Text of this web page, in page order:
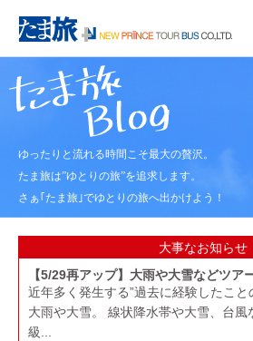
ゆったりと流れる時間こそ最大の贅沢。
たま旅は”ゆとりの旅”を追求します。
さぁ｢たま旅｣でゆとりの旅へ出かけよう！
大事なお知らせ
【5/29再アップ】大雨や大雪などツア
近年多く発生する”過去に経験したこと
大雨や大雪。 線状降水帯や大雪、台風
級...